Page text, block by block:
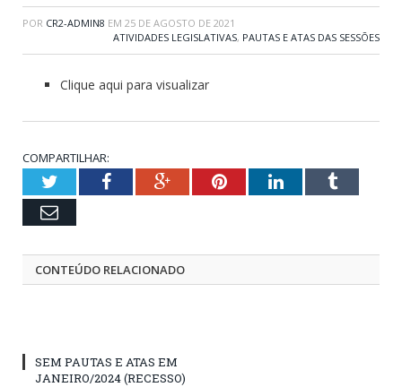
POR CR2-ADMIN8 EM 25 DE AGOSTO DE 2021
ATIVIDADES LEGISLATIVAS, PAUTAS E ATAS DAS SESSÕES
Clique aqui para visualizar
COMPARTILHAR:
TwitterFacebookGoogle+PinterestLinkedInTumblr
Email
CONTEÚDO RELACIONADO
SEM PAUTAS E ATAS EM
JANEIRO/2024 (RECESSO)